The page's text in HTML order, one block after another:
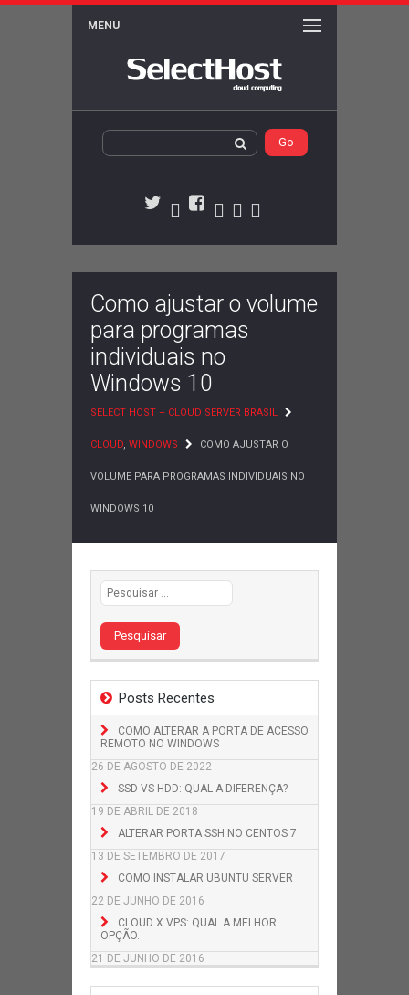
MENU
Twitter
WordPress
Facebook
ActivityMembers
Como ajustar o volume
para programas
individuais no
Windows 10
SELECT HOST – CLOUD SERVER BRASIL
CLOUD, WINDOWS COMO AJUSTAR O
VOLUME PARA PROGRAMAS INDIVIDUAIS NO
WINDOWS 10
Pesquisar por:
Posts Recentes
COMO ALTERAR A PORTA DE ACESSO
REMOTO NO WINDOWS
26 DE AGOSTO DE 2022
SSD VS HDD: QUAL A DIFERENÇA?
19 DE ABRIL DE 2018
ALTERAR PORTA SSH NO CENTOS 7
13 DE SETEMBRO DE 2017
COMO INSTALAR UBUNTU SERVER
22 DE JUNHO DE 2016
CLOUD X VPS: QUAL A MELHOR
OPÇÃO.
21 DE JUNHO DE 2016